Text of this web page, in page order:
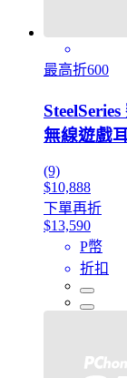
最高折600
無線遊戲
(9)
$10,888
下單再折
$13,590
P幣
折扣